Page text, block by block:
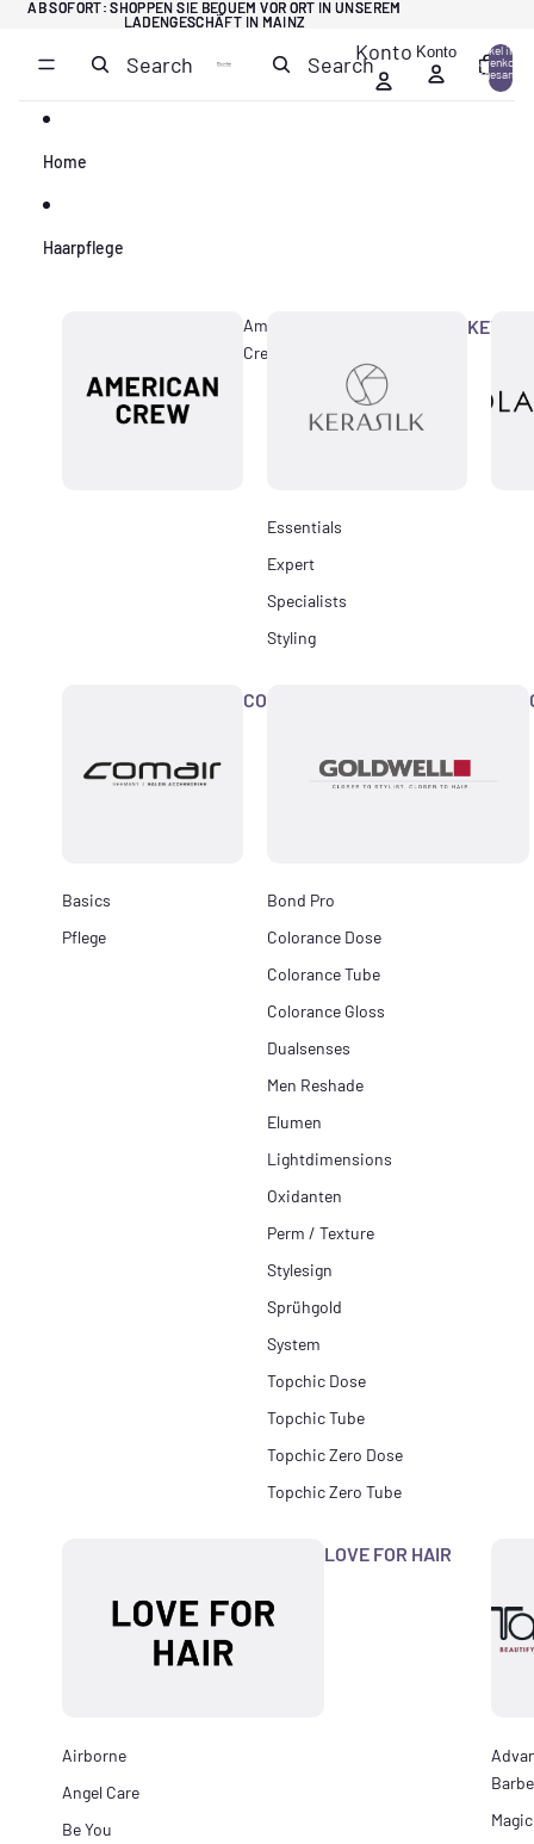
AB SOFORT: SHOPPEN SIE BEQUEM VOR ORT IN UNSEREM
LADENGESCHÄFT IN MAINZ
AB SOFORT: SHOPPEN SIE BEQUEM VOR ORT IN UNSEREM
LADENGESCHÄFT IN MAINZ
Search SearchKonto Konto
Artikel im
Warenkorb
insgesamt:
Home
Haarpflege
American
Crew
Essentials
Expert
Specialists
Styling
COMAIR
Basics
Pflege
Bond Pro
Colorance Dose
Colorance Tube
Colorance Gloss
Dualsenses
Men Reshade
Elumen
Lightdimensions
Oxidanten
Perm / Texture
Stylesign
Sprühgold
System
Topchic Dose
Topchic Tube
Topchic Zero Dose
Topchic Zero Tube
LOVE FOR HAIR
Airborne
Angel Care
Be You